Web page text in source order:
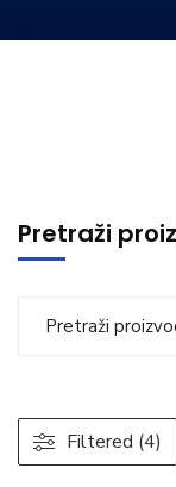
Pretraži
Filtered (4)